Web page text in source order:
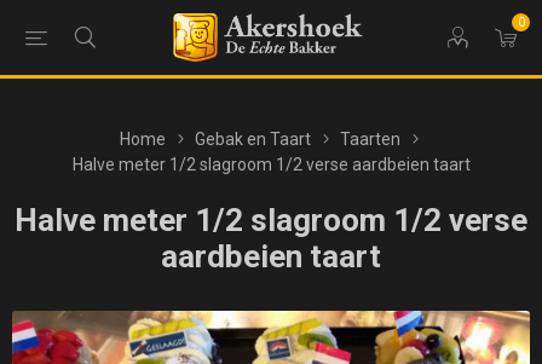
0
Home Gebak en Taart
Taarten
Halve meter 1/2 slagroom 1/2 verse aardbeien taart
Halve meter 1/2 slagroom 1/2 verse
aardbeien taart